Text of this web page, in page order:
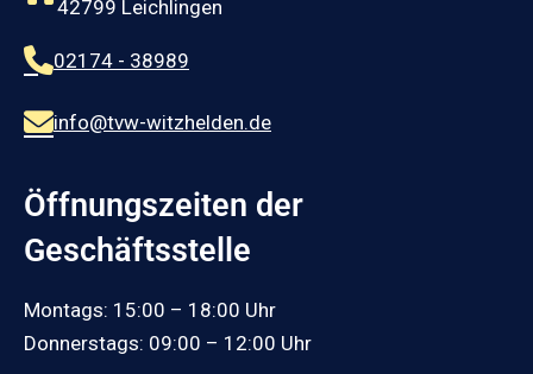
42799 Leichlingen
02174 - 38989
info@tvw-witzhelden.de
Öffnungszeiten der
Geschäftsstelle
Montags: 15:00 – 18:00 Uhr
Donnerstags: 09:00 – 12:00 Uhr